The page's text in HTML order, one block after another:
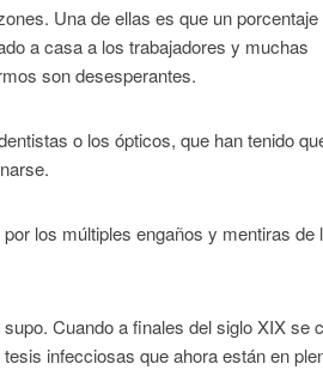
Una de ellas es que un porcentaje
a casa a los trabajadores y muchas
son desesperantes.
o los ópticos, que han tenido
los múltiples engaños y mentiras de
Cuando a finales del siglo XIX se
infecciosas que ahora están en